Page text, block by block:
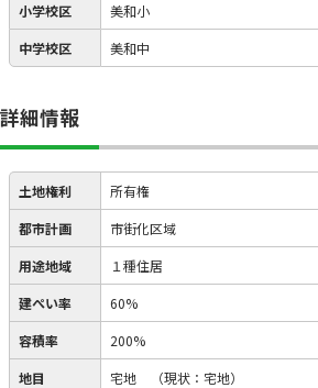
小学校区
美和小
中学校区
美和中
詳細情報
土地権利
所有権
都市計画
市街化区域
用途地域
１種住居
建ぺい率
60%
容積率
200%
地目
宅地
（現状：宅地）